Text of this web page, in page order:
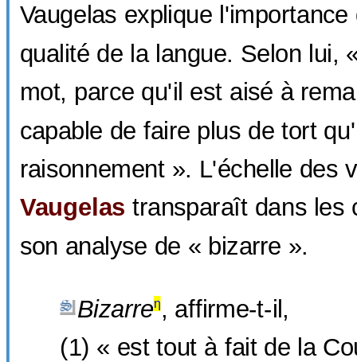
Vaugelas explique
qualité de la langue. Selon lui,
mot, parce qu'il est aisé à
capable de faire plus de tort
raisonnement ». L'échelle des
Vaugelas transparaît dans les
son analyse de « bizarre ».
Bizarreη, affirme-t-il,
(1) « est tout à fait de la